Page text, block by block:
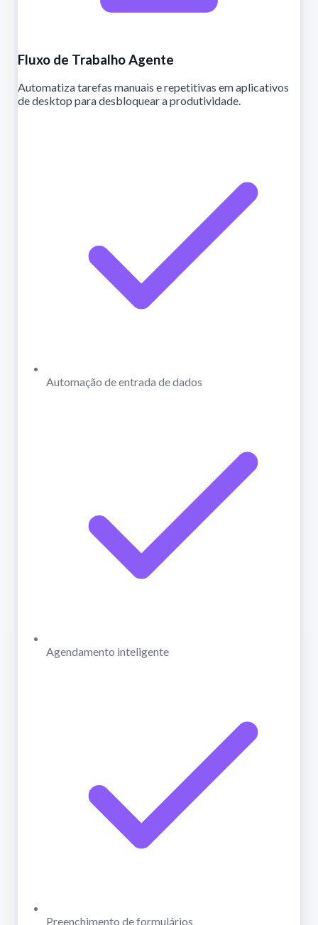
Fluxo de Trabalho Agente
Automatiza tarefas manuais e repetitivas em aplicativos
de desktop para desbloquear a produtividade.
Automação de entrada de dados
Agendamento inteligente
Preenchimento de formulários